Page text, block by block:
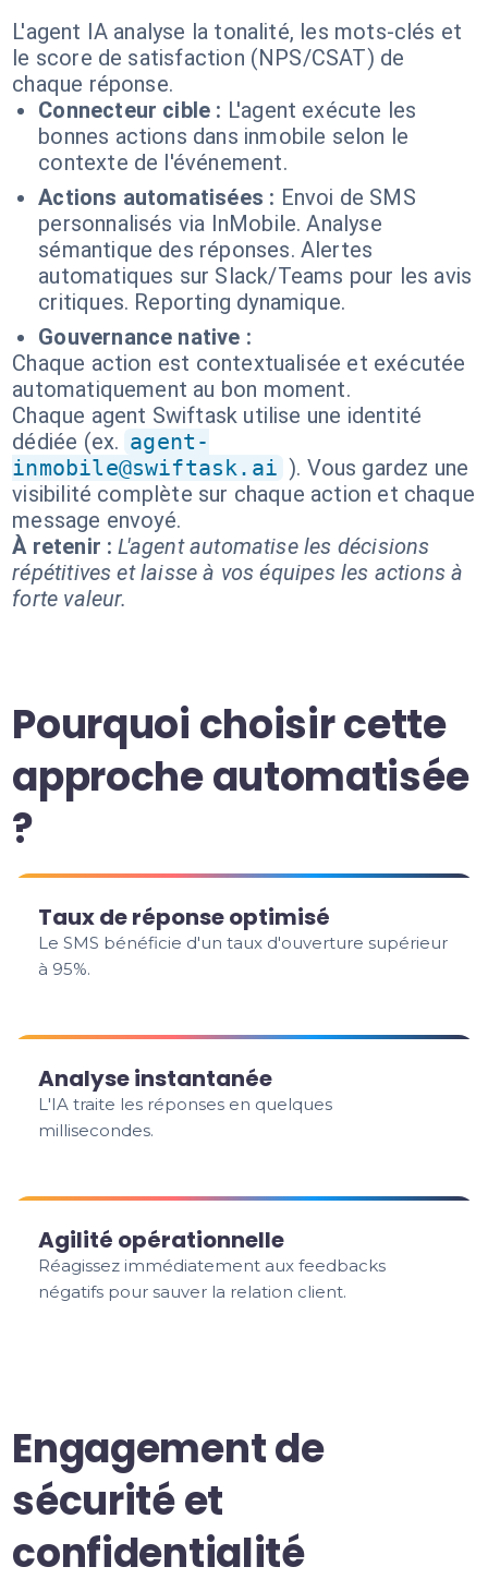
L'agent IA analyse la tonalité, les mots-clés et
le score de satisfaction (NPS/CSAT) de
chaque réponse.
Connecteur cible : L'agent exécute les
bonnes actions dans inmobile selon le
contexte de l'événement.
Actions automatisées : Envoi de SMS
personnalisés via InMobile. Analyse
sémantique des réponses. Alertes
automatiques sur Slack/Teams pour les avis
critiques. Reporting dynamique.
Gouvernance native :
Chaque action est contextualisée et exécutée
automatiquement au bon moment.
Chaque agent Swiftask utilise une identité
dédiée (ex. agent-
inmobile@swiftask.ai ). Vous gardez une
visibilité complète sur chaque action et chaque
message envoyé.
À retenir : L'agent automatise les décisions
répétitives et laisse à vos équipes les actions à
forte valeur.
Pourquoi choisir cette
approche automatisée
?
Taux de réponse optimisé
Le SMS bénéficie d'un taux d'ouverture supérieur
à 95%.
Analyse instantanée
L'IA traite les réponses en quelques
millisecondes.
Agilité opérationnelle
Réagissez immédiatement aux feedbacks
négatifs pour sauver la relation client.
Engagement de
sécurité et
confidentialité